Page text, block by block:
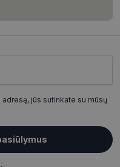
jūs sutinkate su mūsų
4 savaitės